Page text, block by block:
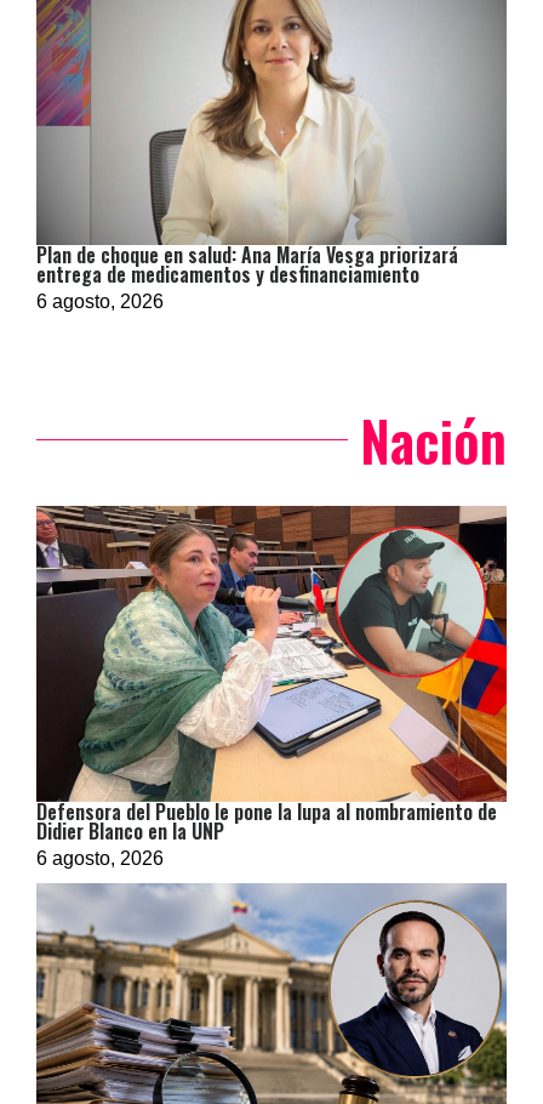
Plan de choque en salud: Ana María Vesga priorizará
entrega de medicamentos y desfinanciamiento
6 agosto, 2026
Nación
Defensora del Pueblo le pone la lupa al nombramiento de
Didier Blanco en la UNP
6 agosto, 2026